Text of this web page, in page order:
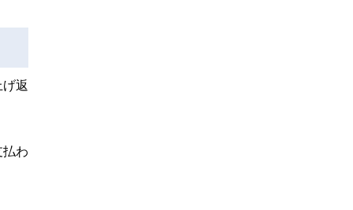
返
払わ